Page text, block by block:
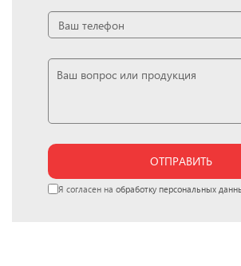
ОТПРАВИТЬ
Я согласен на обработку персональных